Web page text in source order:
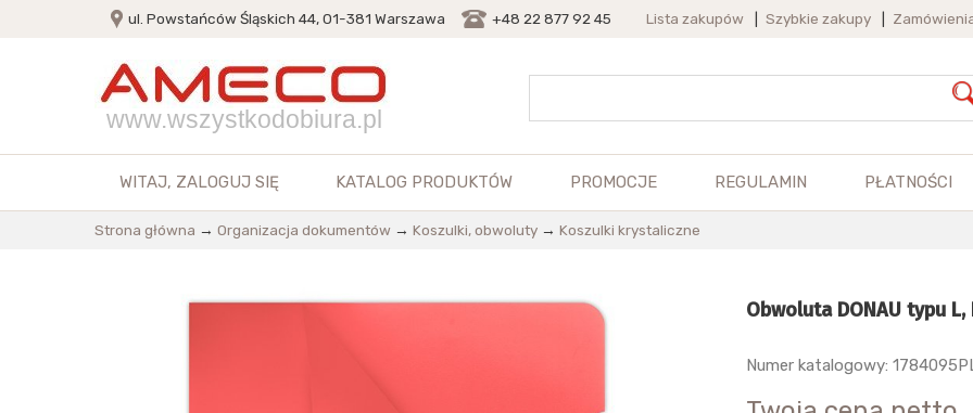
ul. Powstańców Śląskich 44, 01-381 Warszawa +48 22 877 92 45 Lista zakupów Szybkie zakupy
www.wszystkodobiura.pl
WITAJ, ZALOGUJ SIĘ KATALOG PRODUKTÓW PROMOCJE REGULAMIN PŁATNOŚCI
Strona główna → Organizacja dokumentów → Koszulki, obwoluty → Koszulki krystaliczne
Obwoluta DONAU typu
Numer katalogowy: